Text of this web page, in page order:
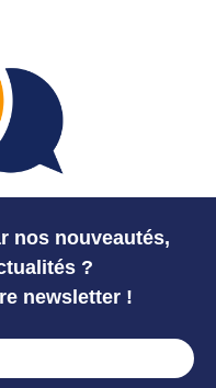
nos nouveautés,
?
newsletter !